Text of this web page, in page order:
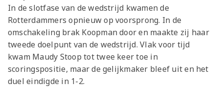
In de slotfase van de wedstrijd kwamen de
Rotterdammers opnieuw op voorsprong. In de
omschakeling brak Koopman door en maakte zij haar
tweede doelpunt van de wedstrijd. Vlak voor tijd
kwam Maudy Stoop tot twee keer toe in
scoringspositie, maar de gelijkmaker bleef uit en het
duel eindigde in 1-2.